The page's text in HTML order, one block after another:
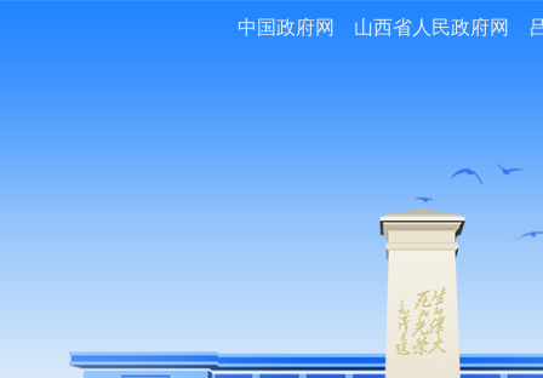
中国政府网 山西省人民政府网